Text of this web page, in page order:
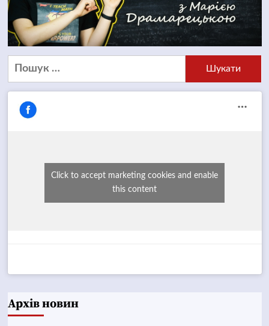
Пошук:
Click to accept marketing cookies and enable
this content
Архів новин